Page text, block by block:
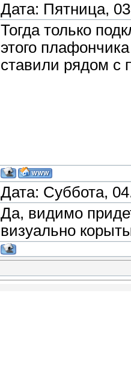
Дата: Пятница,
Тогда только
этого
ставили рядом с
Дата: Суббота,
Да, видимо
визуально